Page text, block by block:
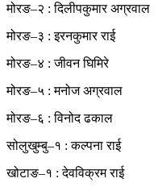
मोरङ–२ : दिलीपकुमार अग्रवाल
मोरङ–३ : इरनकुमार राई
मोरङ–४ : जीवन घिमिरे
मोरङ–५ : मनोज अग्रवाल
मोरङ–६ : विनोद ढकाल
सोलुखुम्बु–१ : कल्पना राई
खोटाङ–१ : देवविक्रम राई